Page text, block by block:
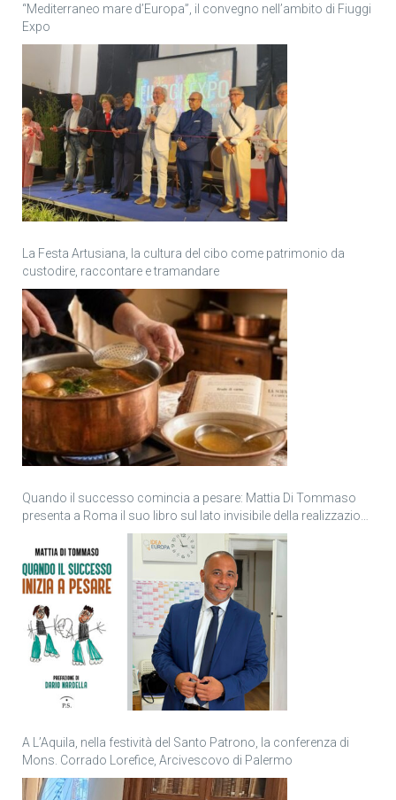
“Mediterraneo mare d’Europa”, il convegno nell’ambito di Fiuggi
Expo
La Festa Artusiana, la cultura del cibo come patrimonio da
custodire, raccontare e tramandare
Quando il successo comincia a pesare: Mattia Di Tommaso
presenta a Roma il suo libro sul lato invisibile della realizzazione
A L’Aquila, nella festività del Santo Patrono, la conferenza di
Mons. Corrado Lorefice, Arcivescovo di Palermo